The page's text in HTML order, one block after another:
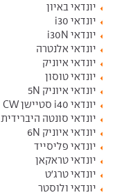
יונדאי באיון
יונדאי i30
יונדאי i30N
יונדאי אלנטרה
יונדאי איוניק
יונדאי טוסון
יונדאי איוניק 5N
יונדאי i40 סטיישן CW
יונדאי סונטה היברידית
יונדאי איוניק 6N
יונדאי פליסייד
יונדאי טראקאן
יונדאי טרג'ט
יונדאי ולוסטר